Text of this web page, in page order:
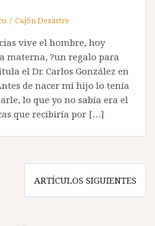
Cajón Desastre
vive el hombre, hoy
materna, ?un regalo para
el Dr. Carlos González en
de nacer mi hijo lo tenía
lo que yo no sabía era el
que recibiría por […]
ARTÍCULOS SIGUIENTES